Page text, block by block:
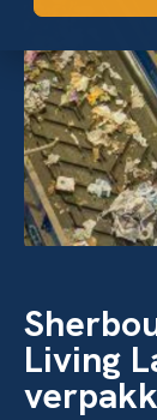
Living